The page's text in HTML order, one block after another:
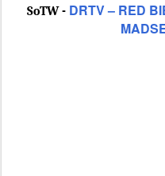
SoTW - DRTV – RED